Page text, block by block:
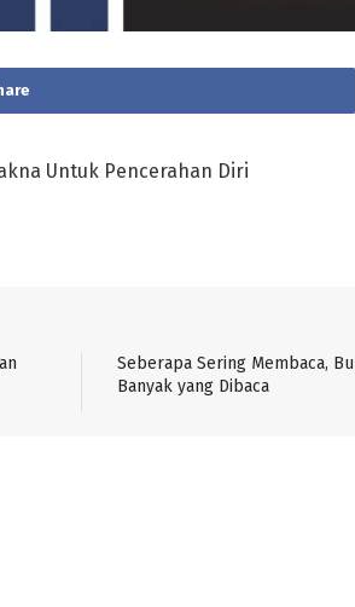
Untuk Pencerahan Diri
Seberapa Sering Membaca,
Banyak yang Dibaca